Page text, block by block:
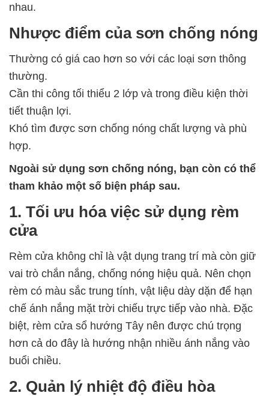
nhau.
Nhược điểm của sơn chống nóng
Thường có giá cao hơn so với các loại sơn thông
thường.
Cần thi công tối thiểu 2 lớp và trong điều kiện thời
tiết thuận lợi.
Khó tìm được sơn chống nóng chất lượng và phù
hợp.
Ngoài sử dụng sơn chống nóng, bạn còn có thể
tham khảo một số biện pháp sau.
1. Tối ưu hóa việc sử dụng rèm
cửa
Rèm cửa không chỉ là vật dụng trang trí mà còn giữ
vai trò chắn nắng, chống nóng hiệu quả. Nên chọn
rèm có màu sắc trung tính, vật liệu dày dặn để hạn
chế ánh nắng mặt trời chiếu trực tiếp vào nhà. Đặc
biệt, rèm cửa sổ hướng Tây nên được chú trọng
hơn cả do đây là hướng nhận nhiều ánh nắng vào
buổi chiều.
2. Quản lý nhiệt độ điều hòa